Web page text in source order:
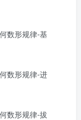
数形规律-基
数形规律-进
数形规律-拔